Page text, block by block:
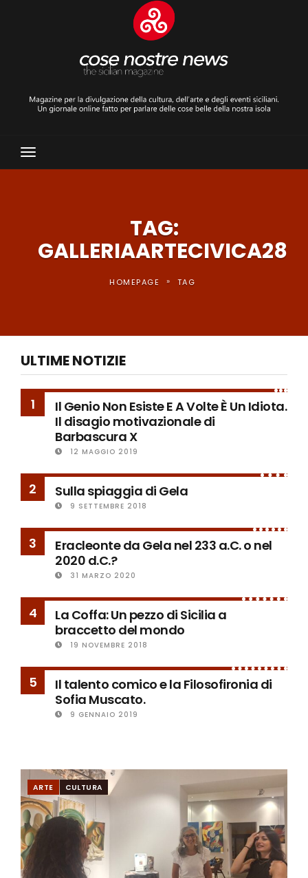
Toggle
Navigation
TAG:
GALLERIAARTECIVICA28
HOMEPAGE » TAG
ULTIME NOTIZIE
1
Il Genio Non Esiste E A Volte È Un Idiota.
Il disagio motivazionale di
Barbascura X
12 MAGGIO 2019
2 Sulla spiaggia di Gela
9 SETTEMBRE 2018
3
Eracleonte da Gela nel 233 a.C. o nel
2020 d.C.?
31 MARZO 2020
4
La Coffa: Un pezzo di Sicilia a
braccetto del mondo
19 NOVEMBRE 2018
5
Il talento comico e la Filosofironia di
Sofia Muscato.
9 GENNAIO 2019
ARTE CULTURA